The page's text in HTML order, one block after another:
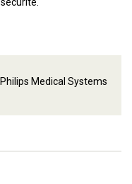
Medical Systems